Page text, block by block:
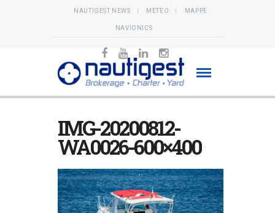
NAUTIGEST NEWS METEO MAPPE
NAVIONICS
IMG-20200812-
WA0026-600×400